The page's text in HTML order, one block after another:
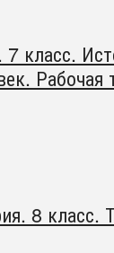
класс.
Рабочая
8 класс.